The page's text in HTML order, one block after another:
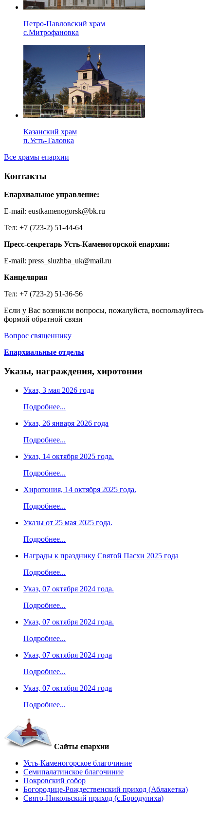
Петро-Павловский храм
с.Митрофановка
Казанский храм
п.Усть-Таловка
Все храмы епархии
Контакты
Епархиальное управление:
E-mail: eustkamenogorsk@bk.ru
Тел: +7 (723-2) 51-44-64
Пресс-секретарь Усть-Каменогорской епархии:
E-mail: press_sluzhba_uk@mail.ru
Канцелярия
Тел: +7 (723-2) 51-36-56
Если у Вас возникли вопросы, пожалуйста, воспользуйтесь
формой обратной связи
Вопрос священнику
Епархиальные отделы
Указы, награждения, хиротонии
Указ, 3 мая 2026 года
Подробнее...
Указ, 26 января 2026 года
Подробнее...
Указ, 14 октября 2025 года.
Подробнее...
Хиротония, 14 октября 2025 года.
Подробнее...
Указы от 25 мая 2025 года.
Подробнее...
Награды к празднику Святой Пасхи 2025 года
Подробнее...
Указ, 07 октября 2024 года.
Подробнее...
Указ, 07 октября 2024 года.
Подробнее...
Указ, 07 октября 2024 года
Подробнее...
Указ, 07 октября 2024 года
Подробнее...
Сайты епархии
Усть-Каменогорское благочиние
Семипалатинское благочиние
Покровский собор
Богородице-Рождественский приход (Аблакетка)
Свято-Никольский приход (с.Бородулиха)